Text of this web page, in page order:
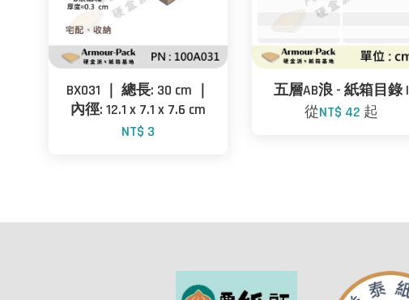
BX031 ｜ 總長: 30 cm ｜
內徑: 12.1 x 7.1 x 7.6 cm
NT$ 3
五層AB浪 - 紙箱目錄 I
從NT$ 42 起